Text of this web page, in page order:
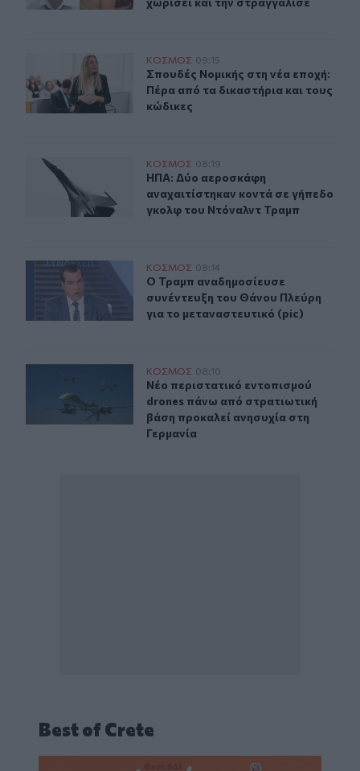
Σπουδές Νομικής στη νέα εποχή: Πέρα από τα
ΚΟΣΜΟΣ 09:15
Σπουδές Νομικής στη νέα εποχή:
Σπουδές Νομικής στη νέα εποχή:
Πέρα από τα δικαστήρια και τους
κώδικες
ΗΠΑ: Δύο αεροσκάφη αναχαιτίστηκαν κοντά σε
ΚΟΣΜΟΣ 08:19
ΗΠΑ: Δύο αεροσκάφη
ΗΠΑ: Δύο αεροσκάφη
αναχαιτίστηκαν κοντά σε γήπεδο
γκολφ του Ντόναλντ Τραμπ
Ο Τραμπ αναδημοσίευσε συνέντευξη του Θάνου
ΚΟΣΜΟΣ 08:14
Ο Τραμπ αναδημοσίευσε
Ο Τραμπ αναδημοσίευσε
συνέντευξη του Θάνου Πλεύρη
για το μεταναστευτικό (pic)
Νέο περιστατικό εντοπισμού drones πάνω από
ΚΟΣΜΟΣ 08:10
Νέο περιστατικό εντοπισμού
Νέο περιστατικό εντοπισμού
drones πάνω από στρατιωτική
βάση προκαλεί ανησυχία στη
Γερμανία
Best of Crete